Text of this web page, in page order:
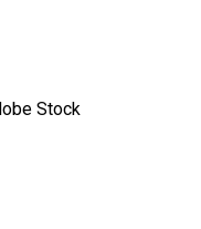
Stock